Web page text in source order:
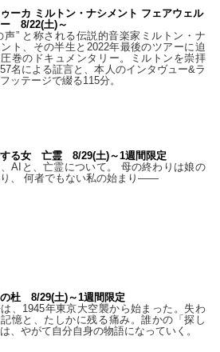
ーカ ミルトン・ナシメント フェアウェル
8/22(土)～
声” と称される伝説的音楽家ミルトン・ナ
ト、その半生と2022年最後のツアーに迫
圧巻のドキュメンタリー。ミルトンを崇拝
名による証言と、本人のインタヴュー&ラ
ッテージで綴る115分。
る女 亡霊 8/29(土)～1週間限定
AIと、亡霊について。 母の終わりは娘の
、 何者でもない私の始まり――
杜 8/29(土)～1週間限定
、1945年東京大空襲から始まった。失わ
憶と、たしかに残る痛み。誰かの「探し
、やがて自分自身の物語になっていく。